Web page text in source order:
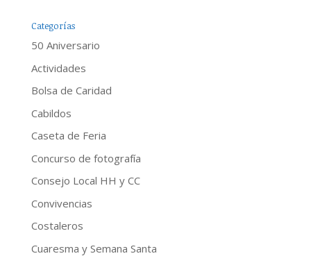
Categorías
50 Aniversario
Actividades
Bolsa de Caridad
Cabildos
Caseta de Feria
Concurso de fotografía
Consejo Local HH y CC
Convivencias
Costaleros
Cuaresma y Semana Santa